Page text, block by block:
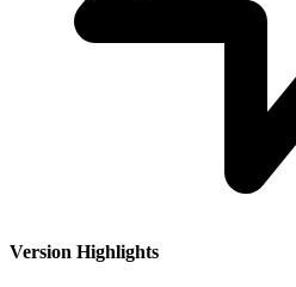
Version Highlights